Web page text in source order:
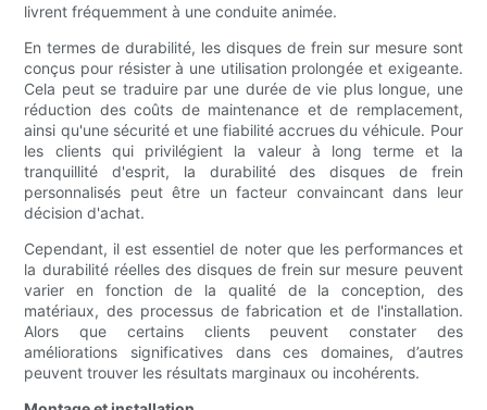
livrent fréquemment à une conduite animée.
En termes de durabilité, les disques de frein sur mesure sont
conçus pour résister à une utilisation prolongée et exigeante.
Cela peut se traduire par une durée de vie plus longue, une
réduction des coûts de maintenance et de remplacement,
ainsi qu'une sécurité et une fiabilité accrues du véhicule. Pour
les clients qui privilégient la valeur à long terme et la
tranquillité d'esprit, la durabilité des disques de frein
personnalisés peut être un facteur convaincant dans leur
décision d'achat.
Cependant, il est essentiel de noter que les performances et
la durabilité réelles des disques de frein sur mesure peuvent
varier en fonction de la qualité de la conception, des
matériaux, des processus de fabrication et de l'installation.
Alors que certains clients peuvent constater des
améliorations significatives dans ces domaines, d’autres
peuvent trouver les résultats marginaux ou incohérents.